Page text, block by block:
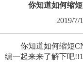
你知道如何缩
2019/7/
你知道如何缩短
编一起来来了解下吧!!1